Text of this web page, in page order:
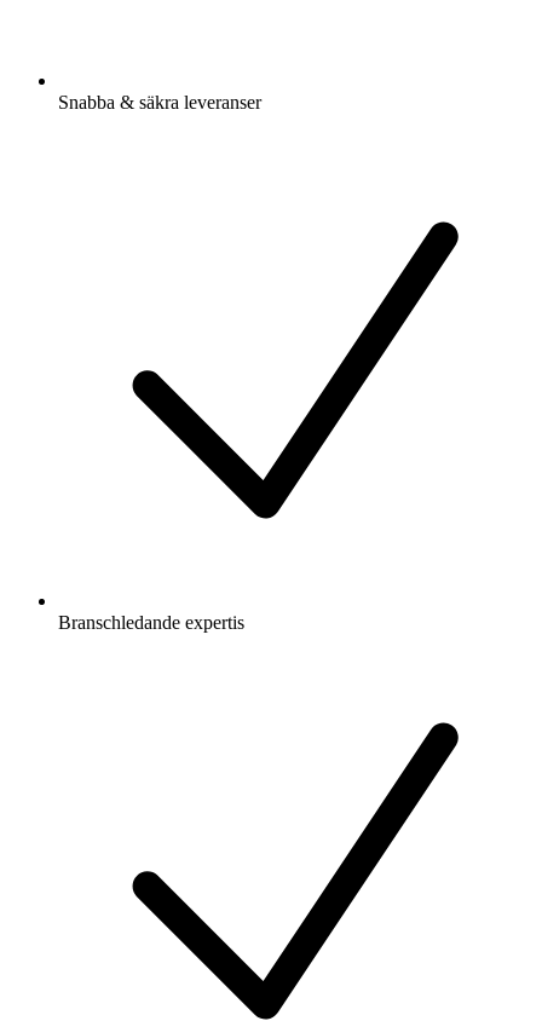
Snabba & säkra leveranser
Branschledande expertis